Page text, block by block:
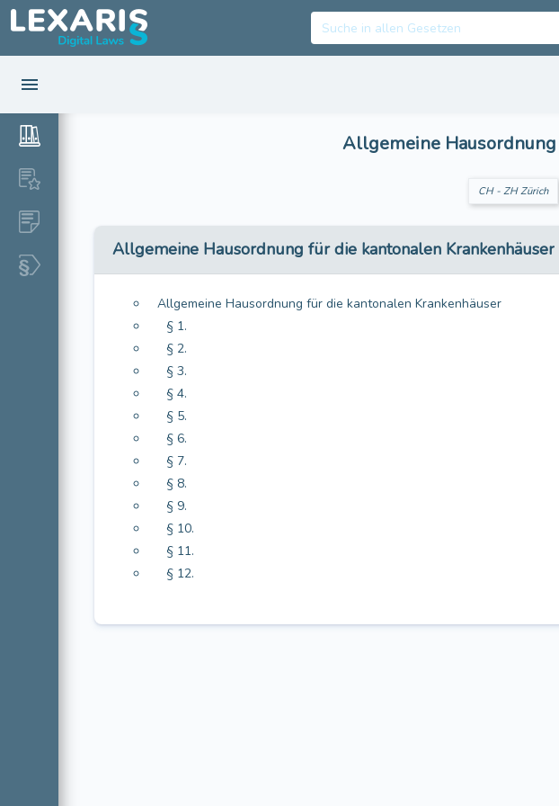
Allgemeine
CH - ZH Zürich
Allgemeine Hausordnung für die kantonalen Krankenhäuser
Allgemeine Hausordnung für die kantonalen Krankenhäuser
§ 1.
§ 2.
§ 3.
§ 4.
§ 5.
§ 6.
§ 7.
§ 8.
§ 9.
§ 10.
§ 11.
§ 12.